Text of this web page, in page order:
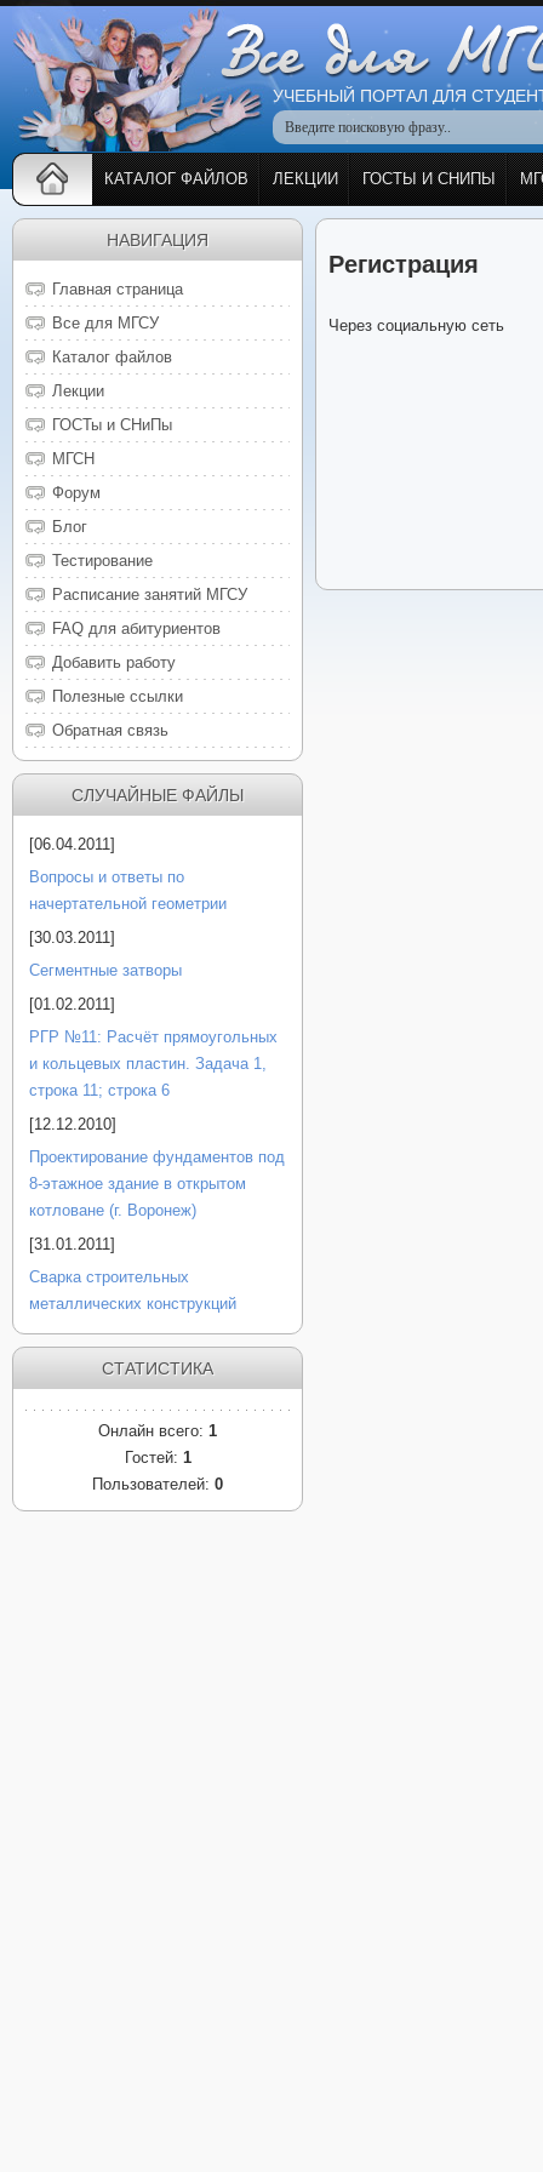
УЧЕБНЫЙ ПОРТАЛ ДЛЯ
КАТАЛОГ ФАЙЛОВ ЛЕКЦИИ ГОСТЫ И СНИПЫ
Регистрация
Через социальную сеть
НАВИГАЦИЯ
Главная страница
Все для МГСУ
Каталог файлов
Лекции
ГОСТы и СНиПы
МГСН
Форум
Блог
Тестирование
Расписание занятий МГСУ
FAQ для абитуриентов
Добавить работу
Полезные ссылки
Обратная связь
СЛУЧАЙНЫЕ ФАЙЛЫ
[06.04.2011]
Вопросы и ответы по
начертательной геометрии
[30.03.2011]
Сегментные затворы
[01.02.2011]
РГР №11: Расчёт прямоугольных
и кольцевых пластин. Задача 1,
строка 11; строка 6
[12.12.2010]
Проектирование фундаментов под
8-этажное здание в открытом
котловане (г. Воронеж)
[31.01.2011]
Сварка строительных
металлических конструкций
СТАТИСТИКА
Онлайн всего: 1
Гостей: 1
Пользователей: 0